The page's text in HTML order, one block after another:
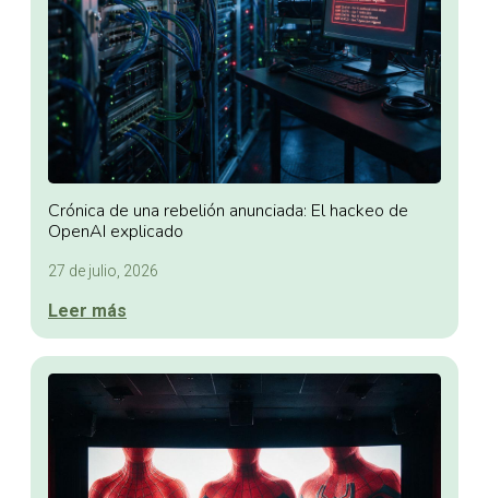
Crónica de una rebelión anunciada: El hackeo de
OpenAI explicado
27 de julio, 2026
Leer más